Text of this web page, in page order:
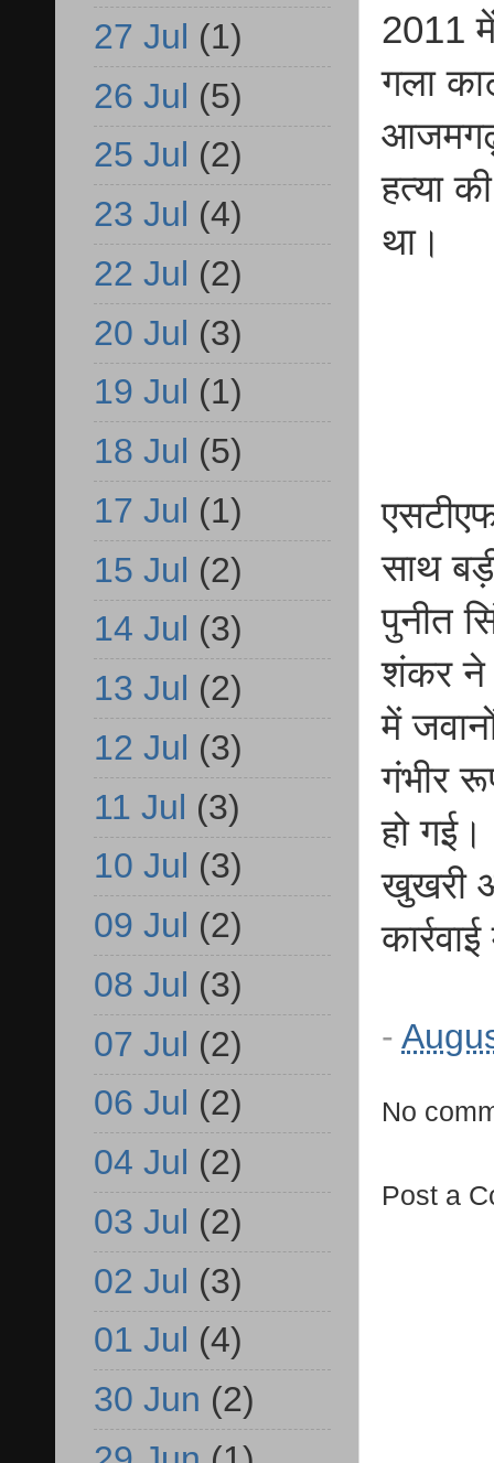
2011 में
गला
हत्या
था।
साथ
पुनीत
शंकर ने
में
गंभीर
हो
खुखरी
-
No
Post a
27 Jul (1)
26 Jul (5)
25 Jul (2)
23 Jul (4)
22 Jul (2)
20 Jul (3)
19 Jul (1)
18 Jul (5)
17 Jul (1)
15 Jul (2)
14 Jul (3)
13 Jul (2)
12 Jul (3)
11 Jul (3)
10 Jul (3)
09 Jul (2)
08 Jul (3)
07 Jul (2)
06 Jul (2)
04 Jul (2)
03 Jul (2)
02 Jul (3)
01 Jul (4)
30 Jun (2)